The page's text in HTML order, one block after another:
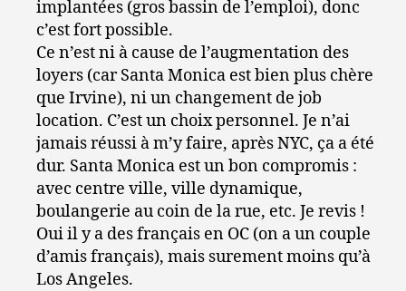
implantées (gros bassin de l’emploi), donc
c’est fort possible.
Ce n’est ni à cause de l’augmentation des
loyers (car Santa Monica est bien plus chère
que Irvine), ni un changement de job
location. C’est un choix personnel. Je n’ai
jamais réussi à m’y faire, après NYC, ça a été
dur. Santa Monica est un bon compromis :
avec centre ville, ville dynamique,
boulangerie au coin de la rue, etc. Je revis !
Oui il y a des français en OC (on a un couple
d’amis français), mais surement moins qu’à
Los Angeles.